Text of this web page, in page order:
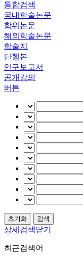
통합검색
국내학술논문
학위논문
해외학술논문
학술지
단행본
연구보고서
공개강의
버튼
상세검색닫기
최근검색어